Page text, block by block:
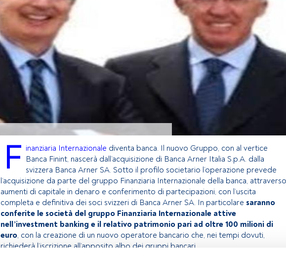
F inanziaria Internazionale diventa banca. Il nuovo Gruppo, con al vertice
Banca Finint, nascerà dall’acquisizione di Banca Arner Italia S.p.A. dalla
svizzera Banca Arner SA. Sotto il profilo societario l’operazione prevede
l’acquisizione da parte del gruppo Finanziaria Internazionale della banca, attraverso
aumenti di capitale in denaro e conferimento di partecipazioni, con l’uscita
completa e definitiva dei soci svizzeri di Banca Arner SA. In particolare saranno
conferite le società del gruppo Finanziaria Internazionale attive
nell’investment banking e il relativo patrimonio pari ad oltre 100 milioni di
euro, con la creazione di un nuovo operatore bancario che, nei tempi dovuti,
richiederà l’iscrizione all’apposito albo dei gruppi bancari.